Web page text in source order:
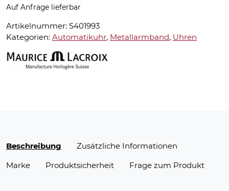
Auf Anfrage lieferbar
Artikelnummer: S401993
Kategorien: Automatikuhr, Metallarmband, Uhren
Beschreibung
Zusätzliche Informationen
Marke
Produktsicherheit Frage zum Produkt